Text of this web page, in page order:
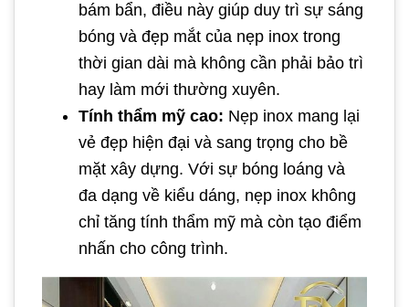
bám bẩn, điều này giúp duy trì sự sáng
bóng và đẹp mắt của nẹp inox trong
thời gian dài mà không cần phải bảo trì
hay làm mới thường xuyên.
Tính thẩm mỹ cao: Nẹp inox mang lại
vẻ đẹp hiện đại và sang trọng cho bề
mặt xây dựng. Với sự bóng loáng và
đa dạng về kiểu dáng, nẹp inox không
chỉ tăng tính thẩm mỹ mà còn tạo điểm
nhấn cho công trình.